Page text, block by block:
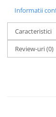
Romane de
Senzatii/
Senzatii/Erotic
Informatii
Caracteristici
Review-uri(0)